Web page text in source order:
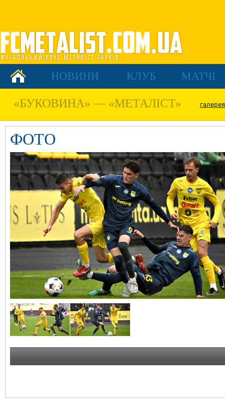
НОВИНИ КЛУБ МАТЧІ
«БУКОВИНА» — «МЕТАЛІСТ» галерея
ФОТО